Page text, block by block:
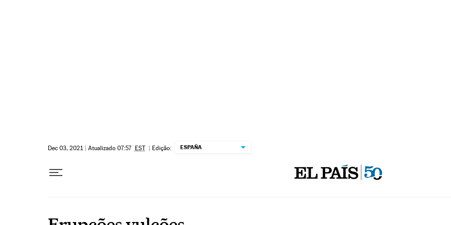
Dec 03, 2021 | Atualizado 07:57 EST | Edição: ESPAÑA